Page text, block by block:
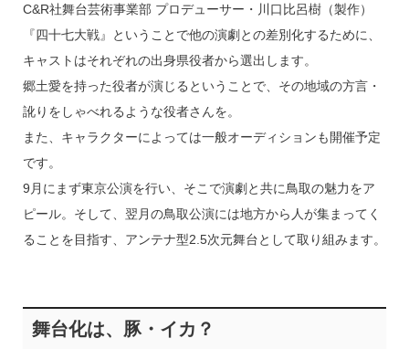
C&R社舞台芸術事業部 プロデューサー・川口比呂樹（製作）
『四十七大戦』ということで他の演劇との差別化するために、
キャストはそれぞれの出身県役者から選出します。
郷土愛を持った役者が演じるということで、その地域の方言・
訛りをしゃべれるような役者さんを。
また、キャラクターによっては一般オーディションも開催予定
です。
9月にまず東京公演を行い、そこで演劇と共に鳥取の魅力をア
ピール。そして、翌月の鳥取公演には地方から人が集まってく
ることを目指す、アンテナ型2.5次元舞台として取り組みます。
舞台化は、豚・イカ？